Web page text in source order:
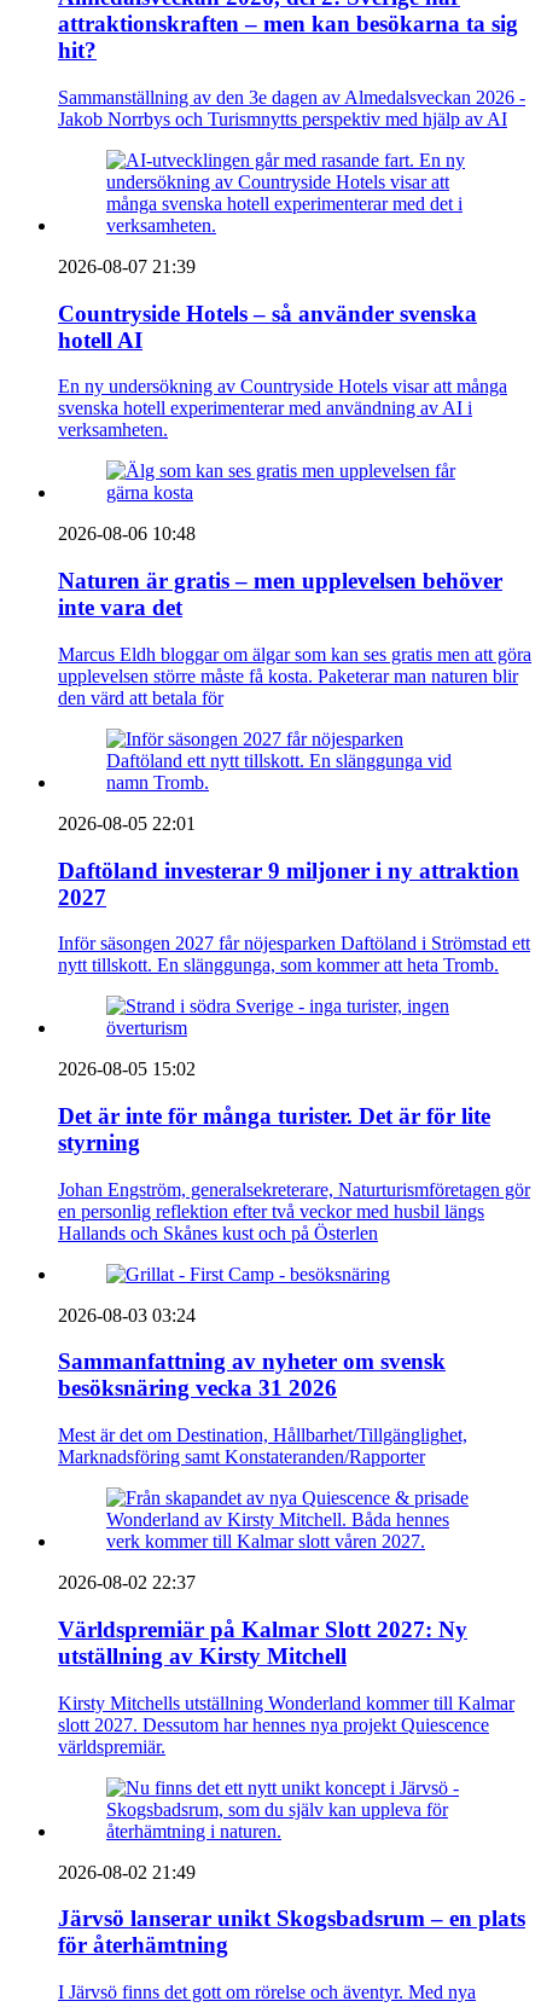
attraktionskraften – men kan besökarna ta sig
hit?
Sammanställning av den 3e dagen av Almedalsveckan 2026 -
Jakob Norrbys och Turismnytts perspektiv med hjälp av AI
2026-08-07 21:39
Countryside Hotels – så använder svenska
hotell AI
En ny undersökning av Countryside Hotels visar att många
svenska hotell experimenterar med användning av AI i
verksamheten.
2026-08-06 10:48
Naturen är gratis – men upplevelsen behöver
inte vara det
Marcus Eldh bloggar om älgar som kan ses gratis men att göra
upplevelsen större måste få kosta. Paketerar man naturen blir
den värd att betala för
2026-08-05 22:01
Daftöland investerar 9 miljoner i ny attraktion
2027
Inför säsongen 2027 får nöjesparken Daftöland i Strömstad ett
nytt tillskott. En slänggunga, som kommer att heta Tromb.
2026-08-05 15:02
Det är inte för många turister. Det är för lite
styrning
Johan Engström, generalsekreterare, Naturturismföretagen gör
en personlig reflektion efter två veckor med husbil längs
Hallands och Skånes kust och på Österlen
2026-08-03 03:24
Sammanfattning av nyheter om svensk
besöksnäring vecka 31 2026
Mest är det om Destination, Hållbarhet/Tillgänglighet,
Marknadsföring samt Konstateranden/Rapporter
2026-08-02 22:37
Världspremiär på Kalmar Slott 2027: Ny
utställning av Kirsty Mitchell
Kirsty Mitchells utställning Wonderland kommer till Kalmar
slott 2027. Dessutom har hennes nya projekt Quiescence
världspremiär.
2026-08-02 21:49
Järvsö lanserar unikt Skogsbadsrum – en plats
för återhämtning
I Järvsö finns det gott om rörelse och äventyr. Med nya